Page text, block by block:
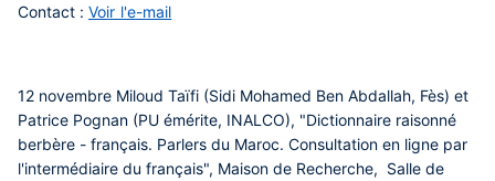
Contact : Voir l'e-mail
12 novembre Miloud Taïfi (Sidi Mohamed Ben Abdallah, Fès) et
Patrice Pognan (PU émérite, INALCO), "Dictionnaire raisonné
berbère - français. Parlers du Maroc. Consultation en ligne par
l'intermédiaire du français", Maison de Recherche, Salle de